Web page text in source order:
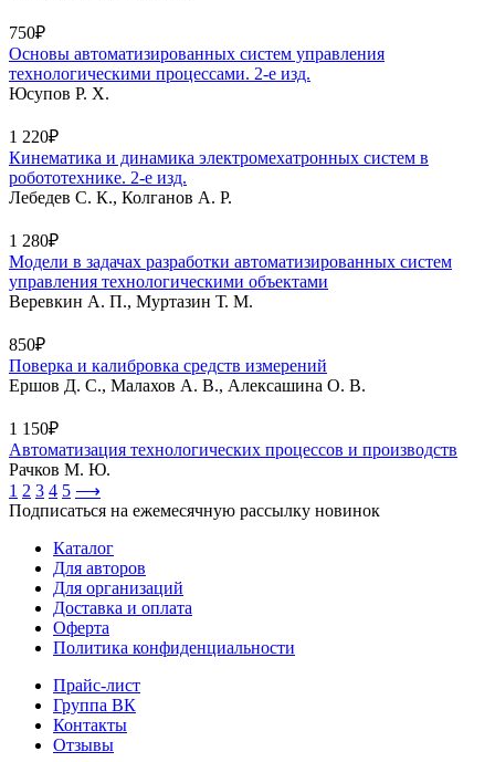
750₽
Основы автоматизированных систем управления
технологическими процессами. 2-е изд.
Юсупов Р. Х.
1 220₽
Кинематика и динамика электромехатронных систем в
робототехнике. 2-е изд.
Лебедев С. К., Колганов А. Р.
1 280₽
Модели в задачах разработки автоматизированных систем
управления технологическими объектами
Веревкин А. П., Муртазин Т. М.
850₽
Поверка и калибровка средств измерений
Ершов Д. С., Малахов А. В., Алексашина О. В.
1 150₽
Автоматизация технологических процессов и производств
Рачков М. Ю.
1 2 3 4 5 ⟶
Подписаться на ежемесячную рассылку новинок
Каталог
Для авторов
Для организаций
Доставка и оплата
Оферта
Политика конфиденциальности
Прайс-лист
Группа ВК
Контакты
Отзывы